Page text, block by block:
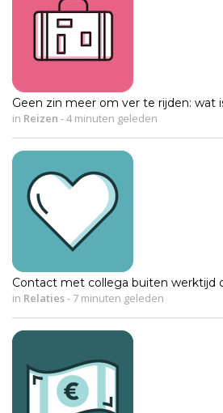
Geen zin meer om ver te rijden: wat
in Reizen -4 minuten geleden
Contact met collega buiten werktijd
in Relaties- 7 minuten geleden